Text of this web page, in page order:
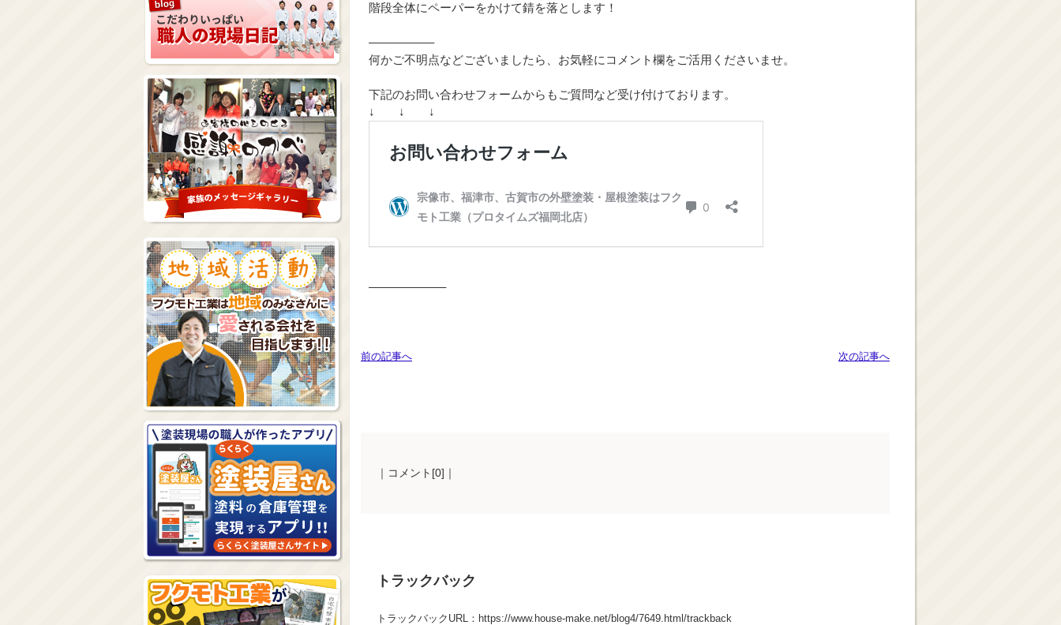
階段全体にペーパーをかけて錆を落とします！
—————–
何かご不明点などございましたら、お気軽にコメント欄をご活用くださいませ。
下記のお問い合わせフォームからもご質問など受け付けております。
——————–
次の記事へ
前の記事へ
｜コメント[0]｜
トラックバック
トラックバックURL：https://www.house-make.net/blog4/7649.html/trackback